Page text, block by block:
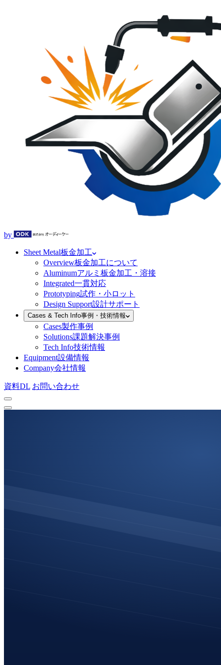
by
Sheet Metal板金加工
Overview板金加工について
Aluminumアルミ板金加工・溶接
Integrated一貫対応
Prototyping試作・小ロット
Design Support設計サポート
Cases & Tech Info事例・技術情報
Cases製作事例
Solutions課題解決事例
Tech Info技術情報
Equipment設備情報
Company会社情報
資料DL お問い合わせ